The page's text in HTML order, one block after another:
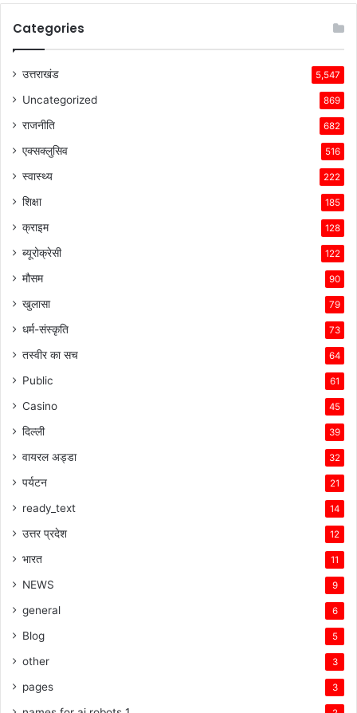
Categories
उत्तराखंड 5,547
Uncategorized 869
राजनीति 682
एक्सक्लुसिव 516
स्वास्थ्य 222
शिक्षा 185
क्राइम 128
ब्यूरोक्रेसी 122
मौसम 90
खुलासा 79
धर्म-संस्कृति 73
तस्वीर का सच 64
Public 61
Casino 45
दिल्ली 39
वायरल अड्डा 32
पर्यटन 21
ready_text 14
उत्तर प्रदेश 12
भारत 11
NEWS 9
general 6
Blog 5
other 3
pages 3